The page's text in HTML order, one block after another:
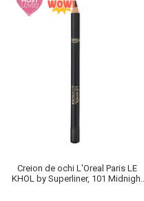
Creion de ochi L'Oreal Paris LE
KHOL by Superliner, 101 Midnight